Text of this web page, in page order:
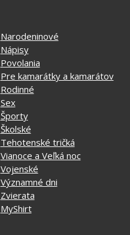
Narodeninové
Nápisy
Povolania
Pre kamarátky a kamarátov
Rodinné
Sex
Športy
Školské
Tehotenské tričká
Vianoce a Veľká noc
Vojenské
Významné dni
Zvierata
MyShirt